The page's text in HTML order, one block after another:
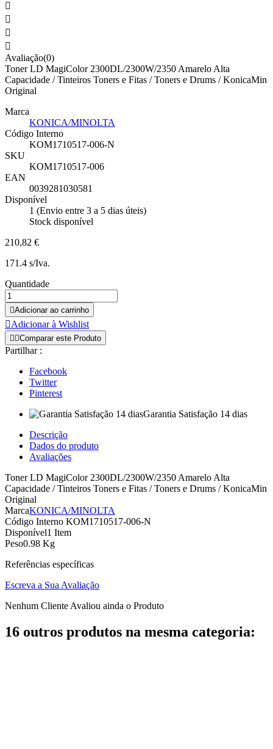




Avaliação(0)
Toner LD MagiColor 2300DL/2300W/2350 Amarelo Alta
Capacidade / Tinteiros Toners e Fitas / Toners e Drums / KonicaMin
Original
Marca
KONICA/MINOLTA
Código Interno
KOM1710517-006-N
SKU
KOM1710517-006
EAN
0039281030581
Disponível
1 (Envio entre 3 a 5 dias úteis)
Stock disponível
210,82 €
171.4 s/Iva.
Quantidade
Adicionar ao carrinho
Adicionar à Wishlist
 Comparar este Produto
Partilhar :
Facebook
Twitter
Pinterest
Garantia Satisfação 14 dias
Descrição
Dados do produto
Avaliações
Toner LD MagiColor 2300DL/2300W/2350 Amarelo Alta
Capacidade / Tinteiros Toners e Fitas / Toners e Drums / KonicaMin
Original
MarcaKONICA/MINOLTA
Código Interno KOM1710517-006-N
Disponível1 Item
Peso0.98 Kg
Referências específicas
Escreva a Sua Avaliação
Nenhum Cliente Avaliou ainda o Produto
16 outros produtos na mesma categoria: